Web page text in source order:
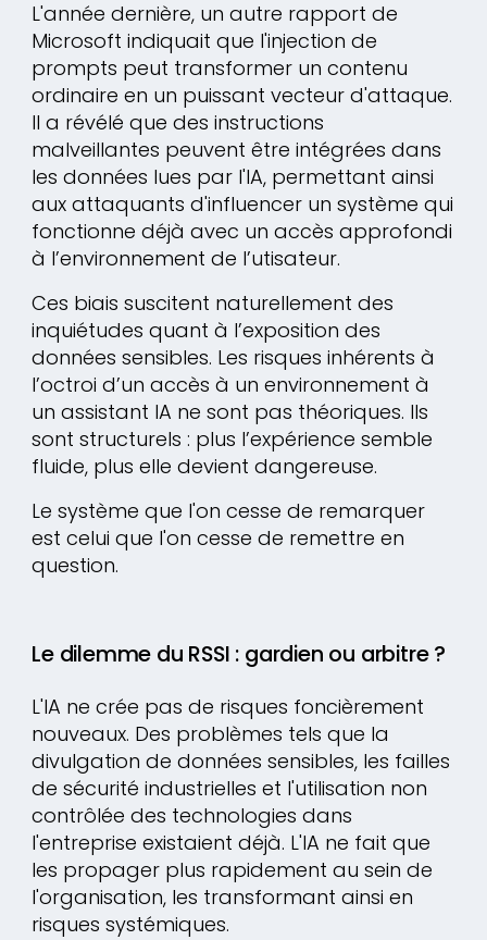
L'année dernière, un autre rapport de
Microsoft indiquait que l'injection de
prompts peut transformer un contenu
ordinaire en un puissant vecteur d'attaque.
Il a révélé que des instructions
malveillantes peuvent être intégrées dans
les données lues par l'IA, permettant ainsi
aux attaquants d'influencer un système qui
fonctionne déjà avec un accès approfondi
à l’environnement de l’utisateur.
Ces biais suscitent naturellement des
inquiétudes quant à l’exposition des
données sensibles. Les risques inhérents à
l’octroi d’un accès à un environnement à
un assistant IA ne sont pas théoriques. Ils
sont structurels : plus l’expérience semble
fluide, plus elle devient dangereuse.
Le système que l'on cesse de remarquer
est celui que l'on cesse de remettre en
question.
Le dilemme du RSSI : gardien ou arbitre ?
L'IA ne crée pas de risques foncièrement
nouveaux. Des problèmes tels que la
divulgation de données sensibles, les failles
de sécurité industrielles et l'utilisation non
contrôlée des technologies dans
l'entreprise existaient déjà. L'IA ne fait que
les propager plus rapidement au sein de
l'organisation, les transformant ainsi en
risques systémiques.